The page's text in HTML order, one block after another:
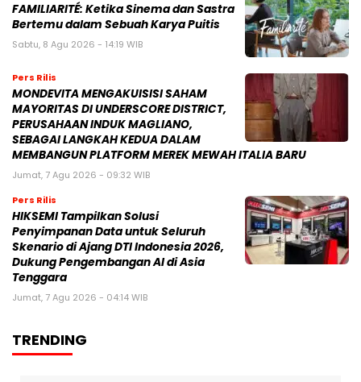
FAMILIARITÉ: Ketika Sinema dan Sastra
Bertemu dalam Sebuah Karya Puitis
Sabtu, 8 Agu 2026 - 14:19 WIB
Pers Rilis
MONDEVITA MENGAKUISISI SAHAM
MAYORITAS DI UNDERSCORE DISTRICT,
PERUSAHAAN INDUK MAGLIANO,
SEBAGAI LANGKAH KEDUA DALAM
MEMBANGUN PLATFORM MEREK MEWAH ITALIA BARU
Jumat, 7 Agu 2026 - 09:32 WIB
Pers Rilis
HIKSEMI Tampilkan Solusi
Penyimpanan Data untuk Seluruh
Skenario di Ajang DTI Indonesia 2026,
Dukung Pengembangan AI di Asia
Tenggara
Jumat, 7 Agu 2026 - 04:14 WIB
TRENDING